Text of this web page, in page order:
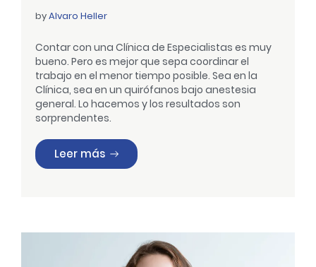
byAlvaro Heller
Contar con una Clínica de Especialistas es muy
bueno. Pero es mejor que sepa coordinar el
trabajo en el menor tiempo posible. Sea en la
Clínica, sea en un quirófanos bajo anestesia
general. Lo hacemos y los resultados son
sorprendentes.
Leer más«IMPLANTES, PERIODONCIA Y